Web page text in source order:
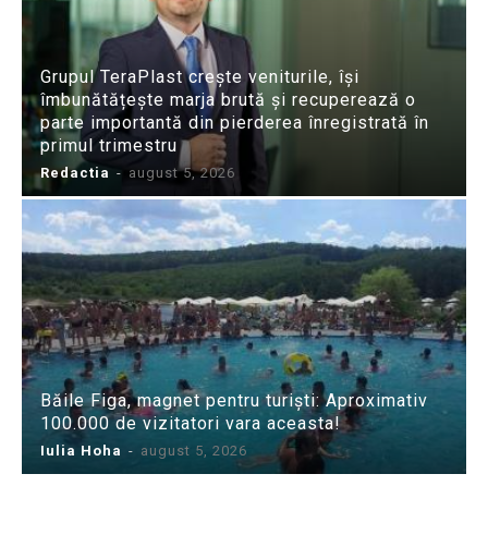
Grupul TeraPlast crește veniturile, își
îmbunătățește marja brută și recuperează o
parte importantă din pierderea înregistrată în
primul trimestru
Redactia - august 5, 2026
Băile Figa, magnet pentru turiști: Aproximativ
100.000 de vizitatori vara aceasta!
Iulia Hoha - august 5, 2026